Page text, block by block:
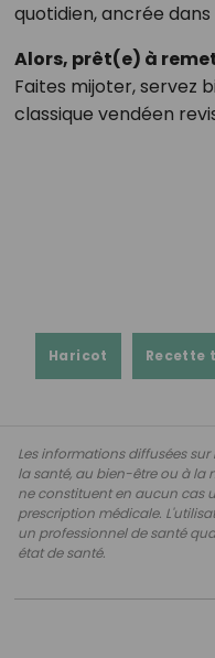
quotidien, ancrée
Alors, prêt(e) à
Faites mijoter, servez
classique vendéen
Haricot Recette
Les informations diffusées
la santé, au bien-être ou à la
ne constituent en aucun cas
prescription médicale.
un professionnel de santé
état de santé.